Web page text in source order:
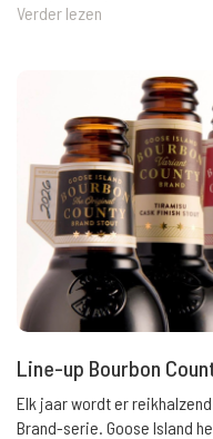
Verder lezen
Line-up Bourbon
Elk jaar wordt er
Brand-serie. Goose Island